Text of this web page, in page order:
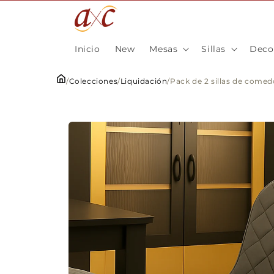
Ir
Inicio New Mesas Sillas
/Colecciones/Liquidación/Pack de 2 sillas de
directamente
información
del producto